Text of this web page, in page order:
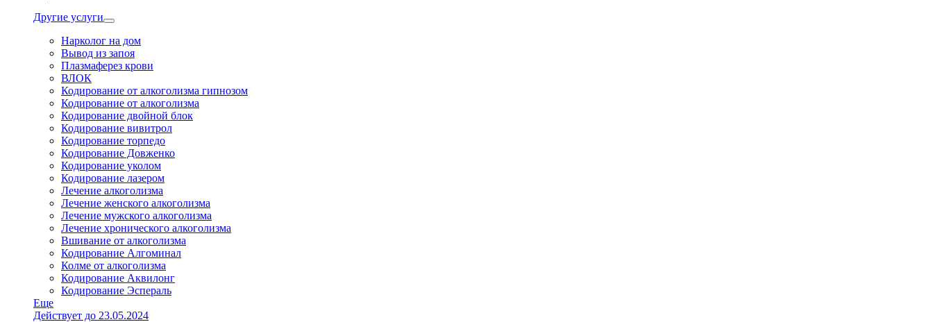
Другие услуги
Нарколог на дом
Вывод из запоя
Плазмаферез крови
ВЛОК
Кодирование от алкоголизма гипнозом
Кодирование от алкоголизма
Кодирование двойной блок
Кодирование вивитрол
Кодирование торпедо
Кодирование Довженко
Кодирование уколом
Кодирование лазером
Лечение алкоголизма
Лечение женского алкоголизма
Лечение мужского алкоголизма
Лечение хронического алкоголизма
Вшивание от алкоголизма
Кодирование Алгоминал
Колме от алкоголизма
Кодирование Аквилонг
Кодирование Эспераль
Еще
Действует до 23.05.2024